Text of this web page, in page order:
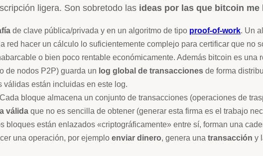
ligera. Son sobretodo las ideas por las que bitcoin me
de clave pública/privada y en un algoritmo de tipo proof-of-work. Un
red hacer un cálculo lo suficientemente complejo para certificar que no
o bien poco rentable económicamente. Además bitcoin es una
de nodos P2P) guarda un log global de transacciones de forma
válidas están incluidas en este log.
bloque almacena un conjunto de transacciones (operaciones de
válida que no es sencilla de obtener (generar esta firma es el trabajo
bloques están enlazados «criptográficamente» entre sí, forman una
una operación, por ejemplo enviar dinero, genera una transacción y